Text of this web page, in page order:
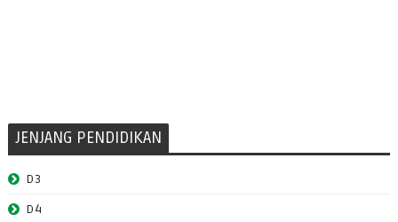
JENJANG PENDIDIKAN
D3
D4